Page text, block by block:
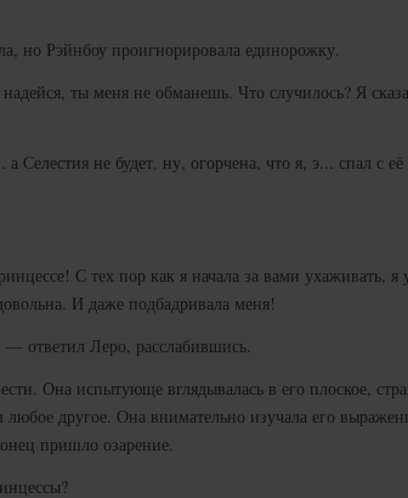
но Рэйнбоу проигнорировала единорожку.
ты меня не обманешь. Что случилось? Я
не будет, ну, огорчена, что я, э... спал с
С тех пор как я начала за вами ухаживать, я
И даже подбадривала меня!
ответил Леро, расслабившись.
Она испытующе вглядывалась в его плоское,
любое другое. Она внимательно изучала его
пришло озарение.